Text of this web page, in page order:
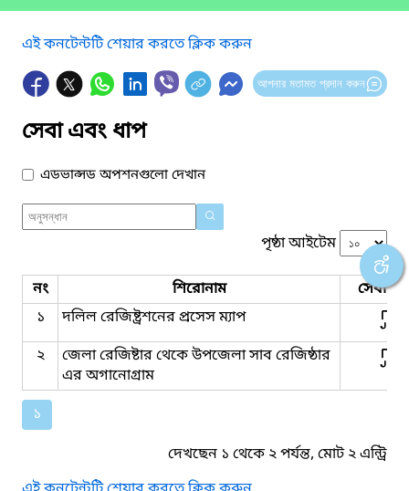
এই কনটেন্টটি শেয়ার করতে ক্লিক করুন
আপনার মতামত প্রদান করুন
সেবা এবং ধাপ
এডভান্সড অপশনগুলো দেখান
পৃষ্ঠা আইটেম
নং শিরোনাম
সেবার
১
দলিল রেজিষ্ট্রশনের প্রসেস ম্যাপ
২
জেলা রেজিষ্টার থেকে উপজেলা সাব রেজিষ্ঠার
এর অগানোগ্রাম
১
দেখছেন ১ থেকে ২ পর্যন্ত, মোট ২ এন্ট্রি